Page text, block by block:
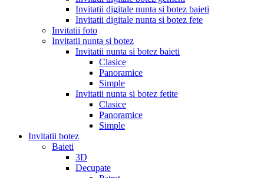
Invitatii digitale nunta si botez baieti
Invitatii digitale nunta si botez fete
Invitatii foto
Invitatii nunta si botez
Invitatii nunta si botez baieti
Clasice
Panoramice
Simple
Invitatii nunta si botez fetite
Clasice
Panoramice
Simple
Invitatii botez
Baieti
3D
Decupate